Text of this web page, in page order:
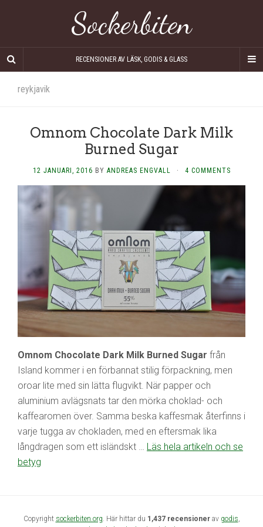
Sockerbiten
RECENSIONER AV LÄSK, GODIS & GLASS
reykjavik
Omnom Chocolate Dark Milk
Burned Sugar
12 JANUARI, 2016 BY ANDREAS ENGVALL · 4 COMMENTS
Omnom Chocolate Dark Milk Burned Sugar från
Island kommer i en förbannat stilig förpackning, men
oroar lite med sin lätta flugvikt. När papper och
aluminium avlägsnats tar den mörka choklad- och
kaffearomen över. Samma beska kaffesmak återfinns i
varje tugga av chokladen, med en eftersmak lika
långdragen som ett isländskt … Läs hela artikeln och se
betyg
Copyright sockerbiten.org . Här hittar du 1,437 recensionerav godis